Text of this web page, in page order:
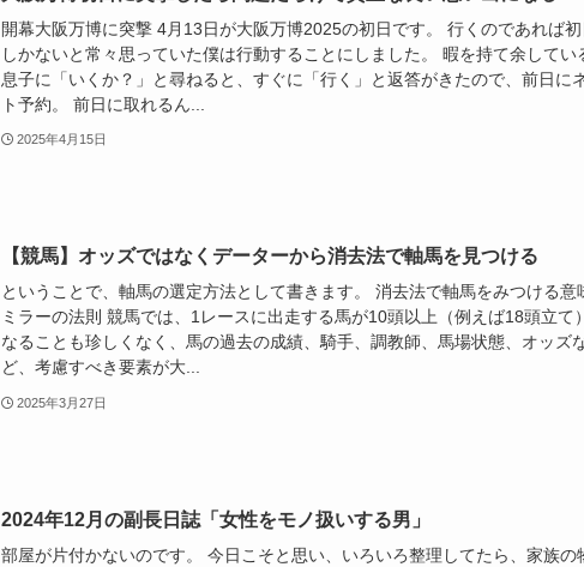
開幕大阪万博に突撃 4月13日が大阪万博2025の初日です。 行くのであれば初
しかないと常々思っていた僕は行動することにしました。 暇を持て余してい
息子に「いくか？」と尋ねると、すぐに「行く」と返答がきたので、前日に
ト予約。 前日に取れるん...
2025年4月15日
【競馬】オッズではなくデーターから消去法で軸馬を見つける
ということで、軸馬の選定方法として書きます。 消去法で軸馬をみつける意
ミラーの法則 競馬では、1レースに出走する馬が10頭以上（例えば18頭立て
なることも珍しくなく、馬の過去の成績、騎手、調教師、馬場状態、オッズ
ど、考慮すべき要素が大...
2025年3月27日
2024年12月の副長日誌「女性をモノ扱いする男」
部屋が片付かないのです。 今日こそと思い、いろいろ整理してたら、家族の